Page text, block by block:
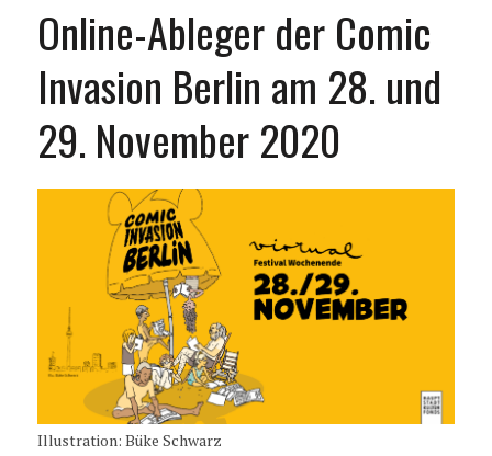
Online-Ableger der Comic
Invasion Berlin am 28. und
29. November 2020
Illustration: Büke Schwarz